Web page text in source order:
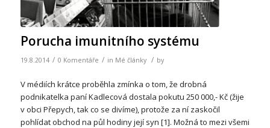
Porucha imunitního systému
19.8.2014 / 0 Komentáře / in Mé články / by
V médiích krátce proběhla zmínka o tom, že drobná
podnikatelka paní Kadlecová dostala pokutu 250 000,- Kč (žije
v obci Přepych, tak co se divíme), protože za ní zaskočil
pohlídat obchod na půl hodiny její syn [1]. Možná to mezi všemi